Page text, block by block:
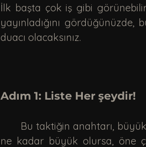
İlk başta çok iş gibi
yayınladığını gördüğünüzde,
duacı olacaksınız.
Adım 1: Liste Her şeydir!
ne kadar büyük olursa, öne